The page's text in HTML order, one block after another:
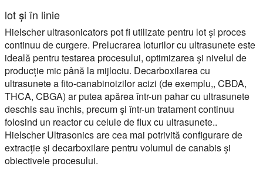
lot și în linie
Hielscher ultrasonicators pot fi utilizate pentru lot și proces
continuu de curgere. Prelucrarea loturilor cu ultrasunete este
ideală pentru testarea procesului, optimizarea și nivelul de
producție mic până la mijlociu. Decarboxilarea cu
ultrasunete a fito-canabinoizilor acizi (de exemplu,, CBDA,
THCA, CBGA) ar putea apărea într-un pahar cu ultrasunete
deschis sau închis, precum și într-un tratament continuu
folosind un reactor cu celule de flux cu ultrasunete..
Hielscher Ultrasonics are cea mai potrivită configurare de
extracție și decarboxilare pentru volumul de canabis și
obiectivele procesului.